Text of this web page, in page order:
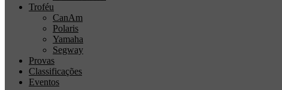
Troféu
CanAm
Polaris
Yamaha
Segway
Provas
Classificações
Eventos